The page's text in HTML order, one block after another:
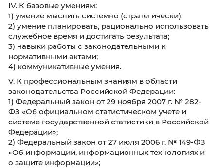
3) знания и умения в области
коммуникационных технологий (знание
информационной безопасности и защиты
информации, основных положений
законодательства о персональных данных,
принципов функционирования системы
электронного документооборота, основных
положений законодательства об
подписи, основные знания и умения по
применению персонального компьютера);
4) порядка работы со служебной
основ делопроизводства;
5) норм делового общения.